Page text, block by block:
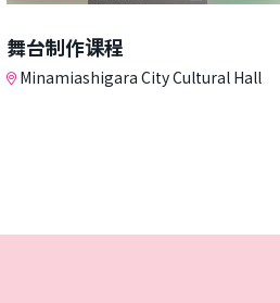
舞台制作课程
Minamiashigara City Cultural Hall